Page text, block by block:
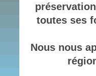
toutes ses
Nous nous